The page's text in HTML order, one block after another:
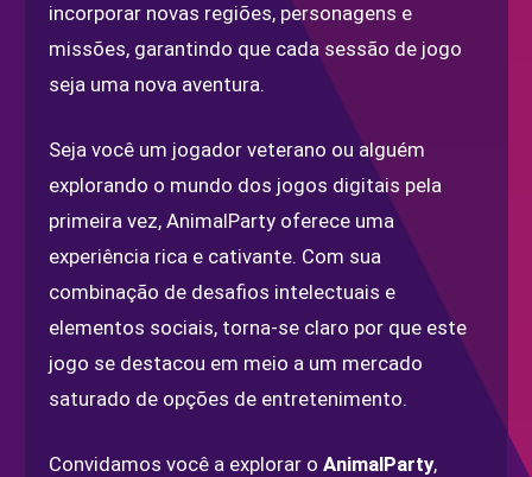
incorporar novas regiões, personagens e
missões, garantindo que cada sessão de jogo
seja uma nova aventura.
Seja você um jogador veterano ou alguém
explorando o mundo dos jogos digitais pela
primeira vez, AnimalParty oferece uma
experiência rica e cativante. Com sua
combinação de desafios intelectuais e
elementos sociais, torna-se claro por que este
jogo se destacou em meio a um mercado
saturado de opções de entretenimento.
Convidamos você a explorar o AnimalParty,